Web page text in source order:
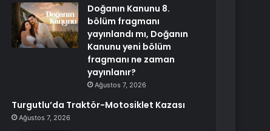
Doğanın Kanunu 8.
bölüm fragmanı
yayınlandı mı, Doğanın
Kanunu yeni bölüm
fragmanı ne zaman
yayınlanır?
Ağustos 7, 2026
Turgutlu’da Traktör-Motosiklet Kazası
Ağustos 7, 2026